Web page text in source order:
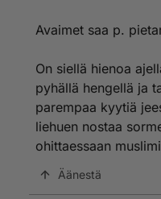
Avaimet saa p.
On siellä hienoa
pyhällä hengellä ja
parempaa kyytiä
liehuen nostaa
ohittaessaan
Äänestä